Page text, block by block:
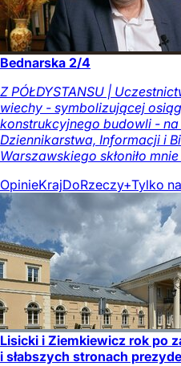
Bednarska 2/4
Z PÓŁDYSTANSU |
wiechy - symbolizującej
konstrukcyjnego budowli - na
Dziennikarstwa, Informacji i
Warszawskiego skłoniło
OpinieKrajDoRzeczy+Tylko
Lisicki i Ziemkiewicz rok po
i słabszych stronach